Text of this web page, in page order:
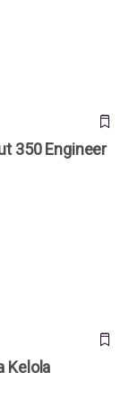
350 Engineer
Kelola